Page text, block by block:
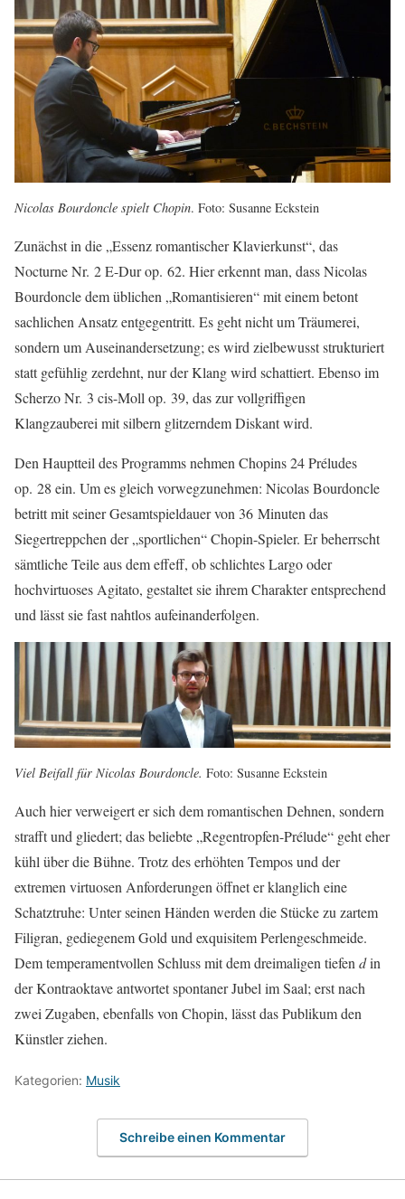
Nicolas Bourdoncle spielt Chopin. Foto: Susanne Eckstein
Zunächst in die „Essenz romantischer Klavierkunst“, das
Nocturne Nr. 2 E-Dur op. 62. Hier erkennt man, dass Nicolas
Bourdoncle dem üblichen „Romantisieren“ mit einem betont
sachlichen Ansatz entgegentritt. Es geht nicht um Träumerei,
sondern um Auseinandersetzung; es wird zielbewusst strukturiert
statt gefühlig zerdehnt, nur der Klang wird schattiert. Ebenso im
Scherzo Nr. 3 cis-Moll op. 39, das zur vollgriffigen
Klangzauberei mit silbern glitzerndem Diskant wird.
Den Hauptteil des Programms nehmen Chopins 24 Préludes
op. 28 ein. Um es gleich vorwegzunehmen: Nicolas Bourdoncle
betritt mit seiner Gesamtspieldauer von 36 Minuten das
Siegertreppchen der „sportlichen“ Chopin-Spieler. Er beherrscht
sämtliche Teile aus dem effeff, ob schlichtes Largo oder
hochvirtuoses Agitato, gestaltet sie ihrem Charakter entsprechend
und lässt sie fast nahtlos aufeinanderfolgen.
Viel Beifall für Nicolas Bourdoncle. Foto: Susanne Eckstein
Auch hier verweigert er sich dem romantischen Dehnen, sondern
strafft und gliedert; das beliebte „Regentropfen-Prélude“ geht eher
kühl über die Bühne. Trotz des erhöhten Tempos und der
extremen virtuosen Anforderungen öffnet er klanglich eine
Schatztruhe: Unter seinen Händen werden die Stücke zu zartem
Filigran, gediegenem Gold und exquisitem Perlengeschmeide.
Dem temperamentvollen Schluss mit dem dreimaligen tiefendin
der Kontraoktave antwortet spontaner Jubel im Saal; erst nach
zwei Zugaben, ebenfalls von Chopin, lässt das Publikum den
Künstler ziehen.
Kategorien: Musik
Schreibe einen Kommentar